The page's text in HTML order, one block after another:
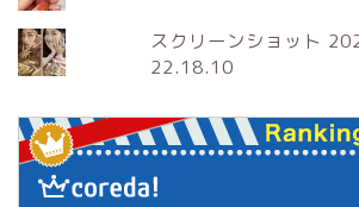
スクリーンショット
22.18.10